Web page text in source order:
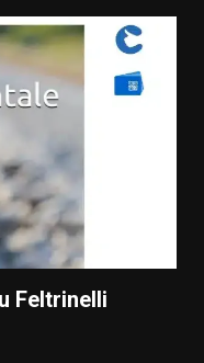
Feltrinelli